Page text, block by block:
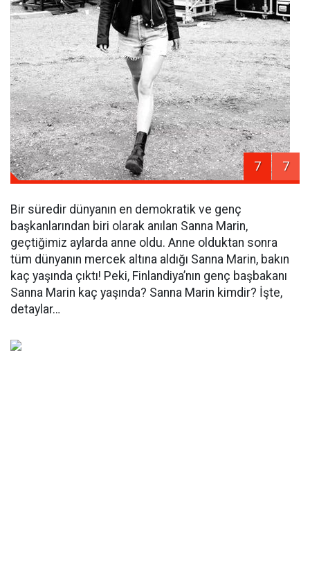
7 7
Bir süredir dünyanın en demokratik ve genç
başkanlarından biri olarak anılan Sanna Marin,
geçtiğimiz aylarda anne oldu. Anne olduktan sonra
tüm dünyanın mercek altına aldığı Sanna Marin, bakın
kaç yaşında çıktı! Peki, Finlandiya’nın genç başbakanı
Sanna Marin kaç yaşında? Sanna Marin kimdir? İşte,
detaylar…